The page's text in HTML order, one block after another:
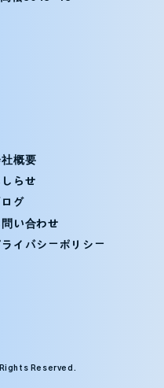
概要
しらせ
ログ
問い合わせ
ライバシーポリシー
Rights Reserved.